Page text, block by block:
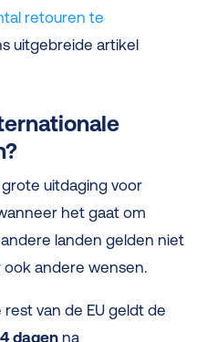
retouren te
uitgebreide artikel
uitdaging voor
het gaat om
landen gelden niet
ook andere wensen.
van de EU geldt de
dagen na